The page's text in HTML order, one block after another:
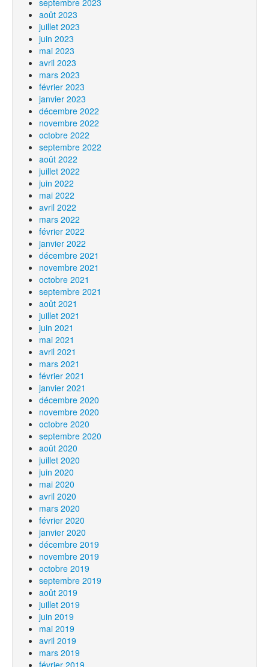
septembre 2023
août 2023
juillet 2023
juin 2023
mai 2023
avril 2023
mars 2023
février 2023
janvier 2023
décembre 2022
novembre 2022
octobre 2022
septembre 2022
août 2022
juillet 2022
juin 2022
mai 2022
avril 2022
mars 2022
février 2022
janvier 2022
décembre 2021
novembre 2021
octobre 2021
septembre 2021
août 2021
juillet 2021
juin 2021
mai 2021
avril 2021
mars 2021
février 2021
janvier 2021
décembre 2020
novembre 2020
octobre 2020
septembre 2020
août 2020
juillet 2020
juin 2020
mai 2020
avril 2020
mars 2020
février 2020
janvier 2020
décembre 2019
novembre 2019
octobre 2019
septembre 2019
août 2019
juillet 2019
juin 2019
mai 2019
avril 2019
mars 2019
février 2019